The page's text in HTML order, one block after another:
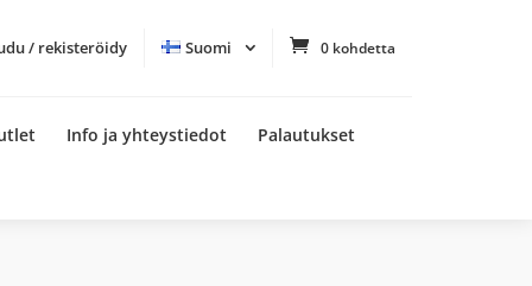
/ rekisteröidy Suomi 0 kohdetta
Info ja yhteystiedot Palautukset